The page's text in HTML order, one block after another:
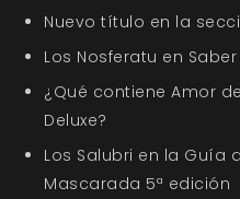
Nuevo título en la
Los Nosferatu en
¿Qué contiene Amor
Deluxe?
Los Salubri en la Guía
Mascarada 5ª edición